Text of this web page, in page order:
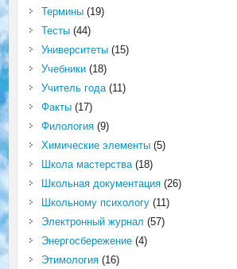
Термины(19)
Тесты(44)
Университеты(15)
Учебники(18)
Учитель года(11)
Факты(17)
Филология(9)
Химические элементы(5)
Школа мастерства(18)
Школьная документация(26)
Школьному психологу(11)
Электронный журнал (57)
Энергосбережение(4)
Этимология(16)